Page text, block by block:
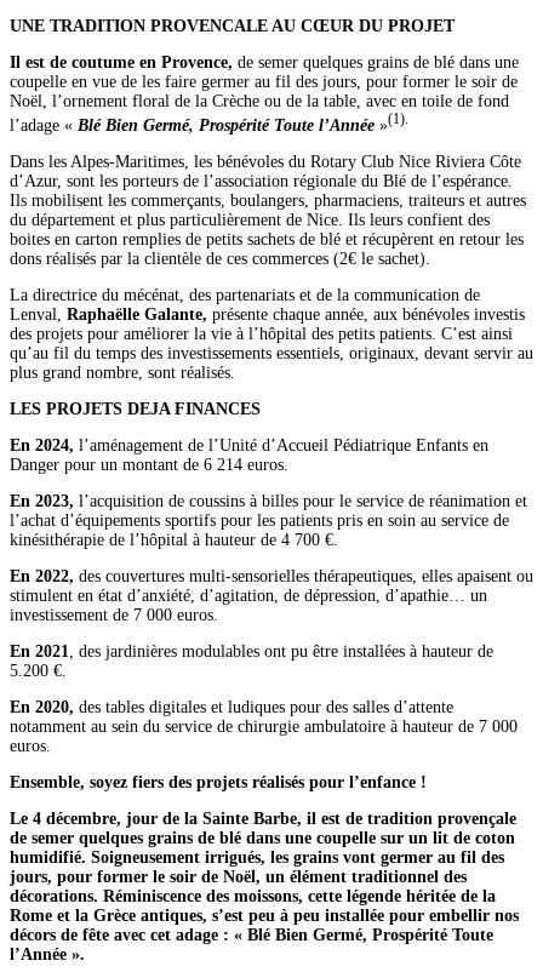
UNE TRADITION PROVENCALE AU CŒUR DU PROJET
Il est de coutume en Provence, de semer quelques grains de blé dans une
coupelle en vue de les faire germer au fil des jours, pour former le soir de
Noël, l’ornement floral de la Crèche ou de la table, avec en toile de fond
l’adage « Blé Bien Germé, Prospérité Toute l’Année »(1).
Dans les Alpes-Maritimes, les bénévoles du Rotary Club Nice Riviera Côte
d’Azur, sont les porteurs de l’association régionale du Blé de l’espérance.
Ils mobilisent les commerçants, boulangers, pharmaciens, traiteurs et autres
du département et plus particulièrement de Nice. Ils leurs confient des
boites en carton remplies de petits sachets de blé et récupèrent en retour les
dons réalisés par la clientèle de ces commerces (2€ le sachet).
La directrice du mécénat, des partenariats et de la communication de
Lenval, Raphaëlle Galante, présente chaque année, aux bénévoles investis
des projets pour améliorer la vie à l’hôpital des petits patients. C’est ainsi
qu’au fil du temps des investissements essentiels, originaux, devant servir au
plus grand nombre, sont réalisés.
LES PROJETS DEJA FINANCES
En 2024, l’aménagement de l’Unité d’Accueil Pédiatrique Enfants en
Danger pour un montant de 6 214 euros.
En 2023, l’acquisition de coussins à billes pour le service de réanimation et
l’achat d’équipements sportifs pour les patients pris en soin au service de
kinésithérapie de l’hôpital à hauteur de 4 700 €.
En 2022, des couvertures multi-sensorielles thérapeutiques, elles apaisent ou
stimulent en état d’anxiété, d’agitation, de dépression, d’apathie… un
investissement de 7 000 euros.
En 2021
, des jardinières modulables ont pu être installées à hauteur de
5.200 €.
En 2020, des tables digitales et ludiques pour des salles d’attente
notamment au sein du service de chirurgie ambulatoire à hauteur de 7 000
euros.
Ensemble, soyez fiers des projets réalisés pour l’enfance !
Le 4 décembre, jour de la Sainte Barbe, il est de tradition provençale
de semer quelques grains de blé dans une coupelle sur un lit de coton
humidifié. Soigneusement irrigués, les grains vont germer au fil des
jours, pour former le soir de Noël, un élément traditionnel des
décorations. Réminiscence des moissons, cette légende héritée de la
Rome et la Grèce antiques, s’est peu à peu installée pour embellir nos
décors de fête avec cet adage : « Blé Bien Germé, Prospérité Toute
l’Année ».